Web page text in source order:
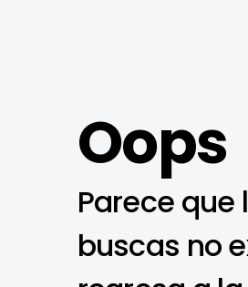
Oops
Parece
buscas no